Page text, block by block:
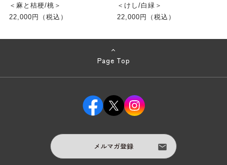
＜麻と桔梗/桃＞
22,000円（税込）
＜けし/白緑＞
22,000円（税込）
Page Top
メルマガ登録